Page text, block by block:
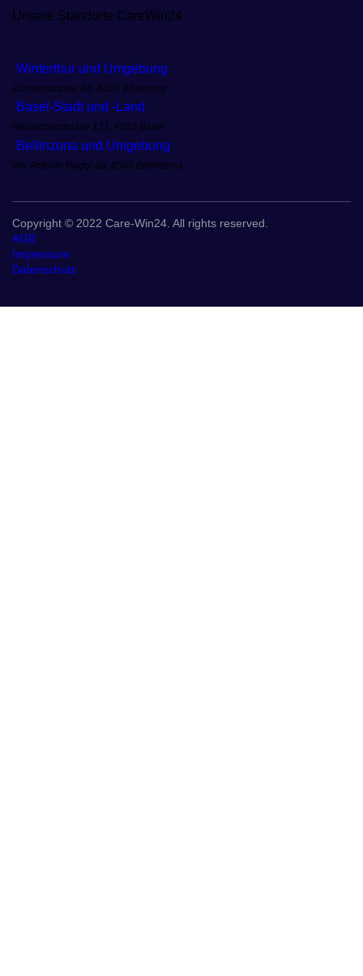
Unsere Standorte CareWin24
Winterthur und Umgebung
Zürcherstrasse 46, 8400 Winterthur
Basel-Stadt und -Land
Reinacherstrasse 131, 4053 Basel
Bellinzona und Umgebung
Via Antonio Raggi 6a, 6500 Bellinzona
Copyright © 2022 Care-Win24. All rights reserved.
AGB
Impressum
Datenschutz